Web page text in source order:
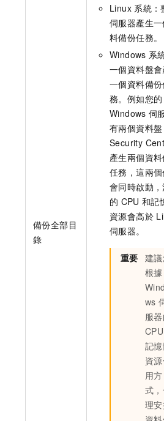
備份全部目
錄
Linux 系統：
伺服器產生
料備份任務。
Windows 系
一個資料盤
一個資料備
務。例如您的
Windows 伺
有兩個資料盤
Security
產生兩個資
任務，這兩
會同時啟動
的 CPU 和記
資源會高於
伺服器。
重要 建
根據
ws
服
CPU
記
資
用方
式
理